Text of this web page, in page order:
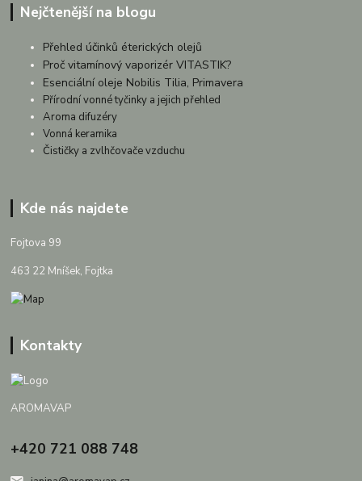
Nejčtenější na blogu
Přehled účinků éterických olejů
Proč vitamínový vaporizér VITASTIK?
Esenciální oleje Nobilis Tilia, Primavera
Přírodní vonné tyčinky a jejich přehled
Aroma difuzéry
Vonná keramika
Čističky a zvlhčovače vzduchu
Kde nás najdete
Fojtova 99
463 22 Mníšek, Fojtka
Kontakty
AROMAVAP
+420 721 088 748